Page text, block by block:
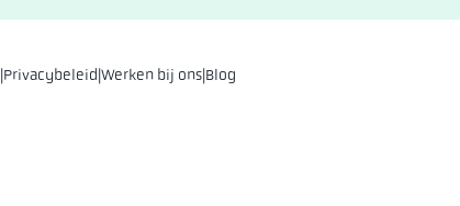
|Privacybeleid|Werken bij ons|Blog